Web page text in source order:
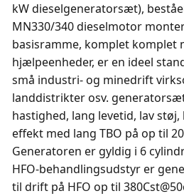
kW dieselgeneratorsæt),
MN330/340 dieselmotor
basisramme, komplet komplet
hjælpeenheder, er en ideel
små industri- og minedrift
landdistrikter osv.
hastighed, lang levetid, lav
effekt med lang TBO på op til
Generatoren er gyldig i 6
HFO-behandlingsudstyr er
til drift på HFO op til